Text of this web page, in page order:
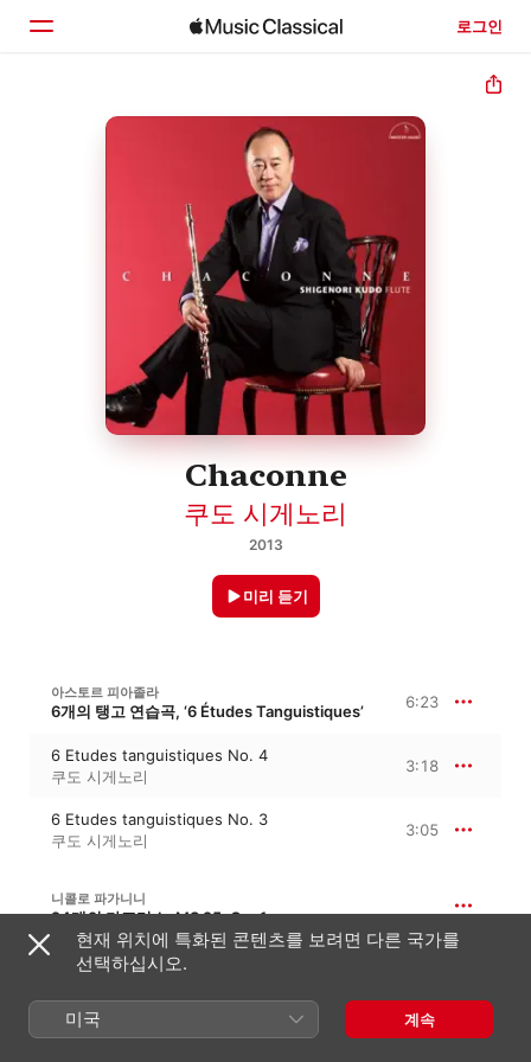
로그인
Chaconne
쿠도 시게노리
2013
미리 듣기
아스토르 피아졸라
6개의 탱고 연습곡, ‘6 Études Tanguistiques’ 6:23
6 Etudes tanguistiques No. 4
쿠도 시게노리
3:18
6 Etudes tanguistiques No. 3
쿠도 시게노리
3:05
니콜로 파가니니
24개의 카프리스, MS 25, Op. 1
Caprice No. 24
사베리오 메르카단테
현재 위치에 특화된 콘텐츠를 보려면 다른 국가를
선택하십시오.
미국 계속